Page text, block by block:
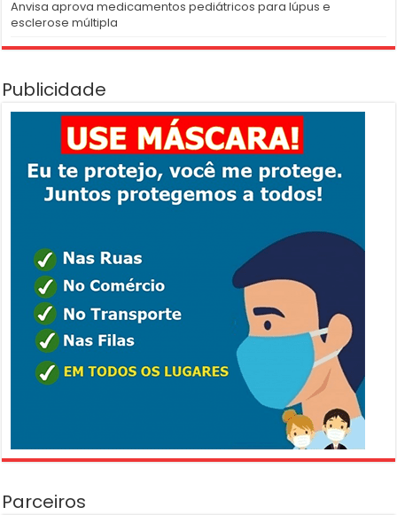
Anvisa aprova medicamentos pediátricos para lúpus e
esclerose múltipla
Publicidade
Parceiros